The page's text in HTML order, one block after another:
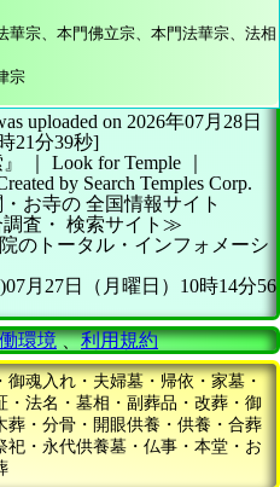
、本門佛立宗、本門法華宗、法相
宗
uploaded on 2026年07月28日
21分39秒]
』 ｜ Look for Temple
by Search Temples Corp.
お寺の 全国情報サイト
査・ 検索サイト≫
のトータル・インフォメーシ
月27日（月曜日）10時14分56
環境、利用規約
御魂入れ・夫婦墓・帰依・家墓・
法名・墓相・副葬品・改葬・御
・分骨・開眼供養・供養・合葬
・永代供養墓・仏事・本堂・お